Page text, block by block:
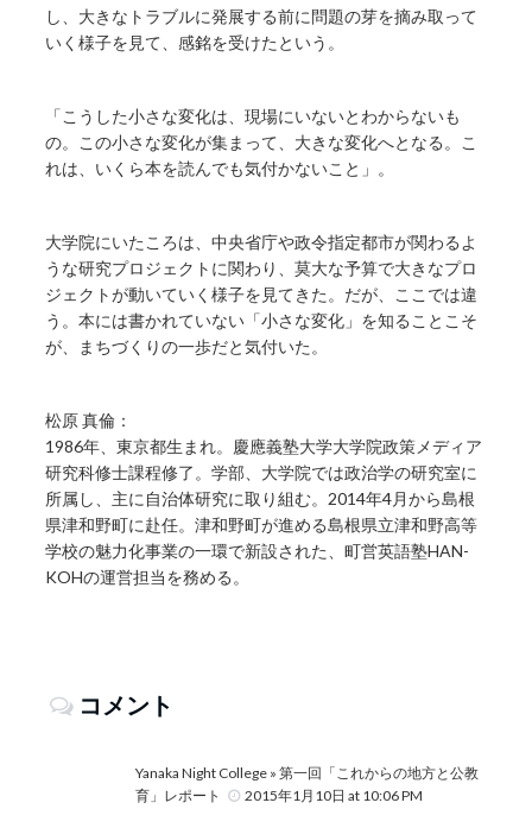
し、大きなトラブルに発展する前に問題の芽を摘み取って
いく様子を見て、感銘を受けたという。
「こうした小さな変化は、現場にいないとわからないも
の。この小さな変化が集まって、大きな変化へとなる。こ
れは、いくら本を読んでも気付かないこと」。
大学院にいたころは、中央省庁や政令指定都市が関わるよ
うな研究プロジェクトに関わり、莫大な予算で大きなプロ
ジェクトが動いていく様子を見てきた。だが、ここでは違
う。本には書かれていない「小さな変化」を知ることこそ
が、まちづくりの一歩だと気付いた。
松原 真倫：
1986年、東京都生まれ。慶應義塾大学大学院政策メディア
研究科修士課程修了。学部、大学院では政治学の研究室に
所属し、主に自治体研究に取り組む。2014年4月から島根
県津和野町に赴任。津和野町が進める島根県立津和野高等
学校の魅力化事業の一環で新設された、町営英語塾HAN-
KOHの運営担当を務める。
コメント
Yanaka Night College » 第一回「これからの地方と公教
育」レポート
2015年1月10日 at 10:06 PM